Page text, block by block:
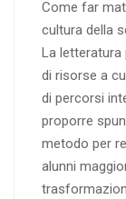
Come far
cultura della
La
di risorse a
di percorsi
proporre
metodo per
alunni